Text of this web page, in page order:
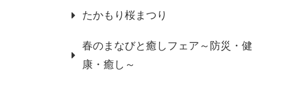
たかもり桜まつり
春のまなびと癒しフェア～防災・健
康・癒し～